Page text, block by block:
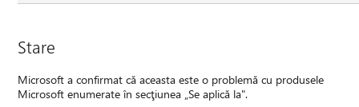
Stare
Microsoft a confirmat că aceasta este o problemă cu produsele
Microsoft enumerate în secţiunea „Se aplică la".